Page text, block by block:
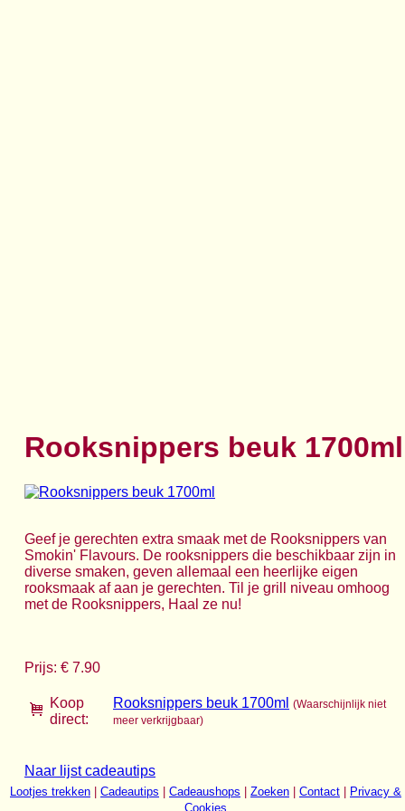
Rooksnippers beuk 1700ml
Geef je gerechten extra smaak met de Rooksnippers van
Smokin' Flavours. De rooksnippers die beschikbaar zijn in
diverse smaken, geven allemaal een heerlijke eigen
rooksmaak af aan je gerechten. Til je grill niveau omhoog
met de Rooksnippers, Haal ze nu!
Prijs: € 7.90
Koop
direct:
Rooksnippers beuk 1700ml (Waarschijnlijk niet
meer verkrijgbaar)
Naar lijst cadeautips
Lootjes trekken Cadeautips Cadeaushops Zoeken Contact
Privacy &
Cookies